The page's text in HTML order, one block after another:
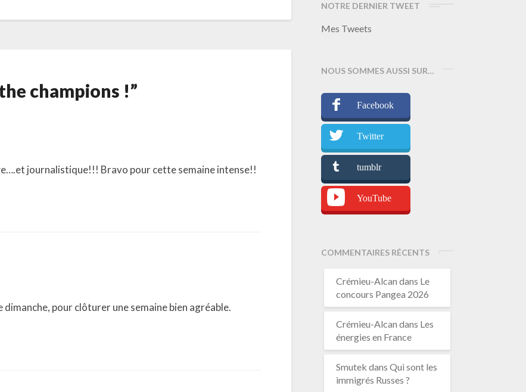
champions !”
journalistique!!! Bravo pour cette semaine intense!!
dimanche, pour clôturer une semaine bien agréable.
NOTRE DERNIER TWEET
Mes Tweets
NOUS SOMMES AUSSI SUR…
Facebook
Twitter
tumblr
YouTube
COMMENTAIRES RÉCENTS
Crémieu-Alcan dans Le
concours Pangea 2026
Crémieu-Alcan dans Les
énergies en France
Smutek dans Qui sont les
immigrés Russes ?